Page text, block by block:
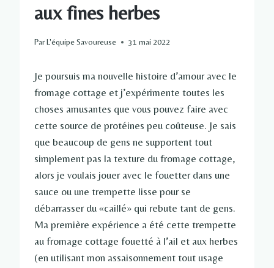
aux fines herbes
ParL'équipe Savoureuse 31 mai 2022
Je poursuis ma nouvelle histoire d’amour avec le
fromage cottage et j’expérimente toutes les
choses amusantes que vous pouvez faire avec
cette source de protéines peu coûteuse. Je sais
que beaucoup de gens ne supportent tout
simplement pas la texture du fromage cottage,
alors je voulais jouer avec le fouetter dans une
sauce ou une trempette lisse pour se
débarrasser du «caillé» qui rebute tant de gens.
Ma première expérience a été cette trempette
au fromage cottage fouetté à l’ail et aux herbes
(en utilisant mon assaisonnement tout usage